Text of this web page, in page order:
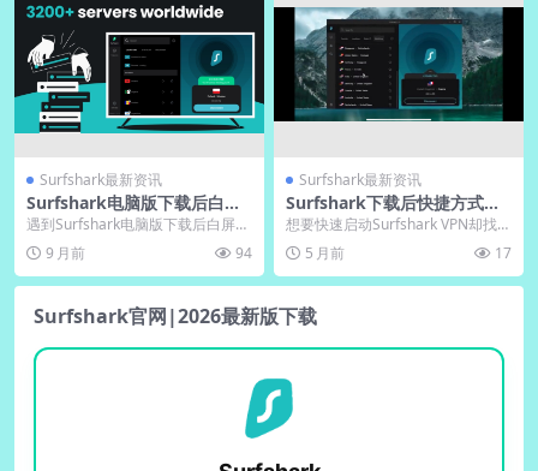
Surfshark最新资讯
Surfshark电脑版下载后白
屏？中文版UI缓存清理
遇到Surfshark电脑版下载后白屏问
题不必担心，通常由缓存冲突或系
统兼容性引...
9 月前 94
Surfshark最新资讯
Surfshark下载后快捷方式创
建与桌面整理
想要快速启动Surfshark VPN却找不
到桌面图标？本指南详细讲解如何
手动创...
5 月前 17
Surfshark官网|2026最新版下载